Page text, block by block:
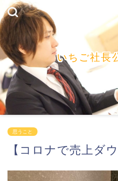
いちご社長
思うこと
【コロナで売上ダウ